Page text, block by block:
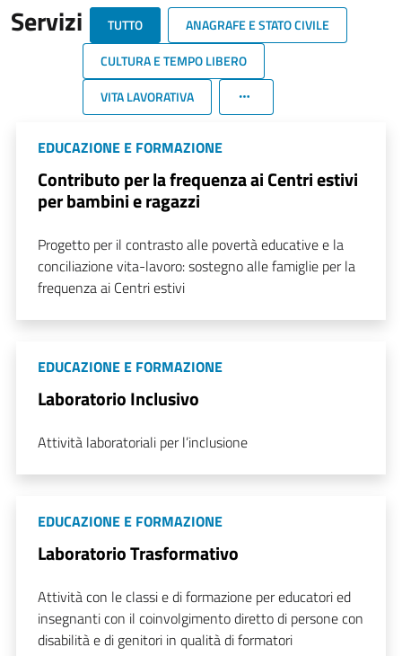
Servizi TUTTO
ANAGRAFE E STATO CIVILE
CULTURA E TEMPO LIBERO
VITA LAVORATIVA
EDUCAZIONE E FORMAZIONE
Contributo per la frequenza ai Centri estivi
per bambini e ragazzi
Progetto per il contrasto alle povertà educative e la
conciliazione vita-lavoro: sostegno alle famiglie per la
frequenza ai Centri estivi
EDUCAZIONE E FORMAZIONE
Laboratorio Inclusivo
Attività laboratoriali per l’inclusione
EDUCAZIONE E FORMAZIONE
Laboratorio Trasformativo
Attività con le classi e di formazione per educatori ed
insegnanti con il coinvolgimento diretto di persone con
disabilità e di genitori in qualità di formatori